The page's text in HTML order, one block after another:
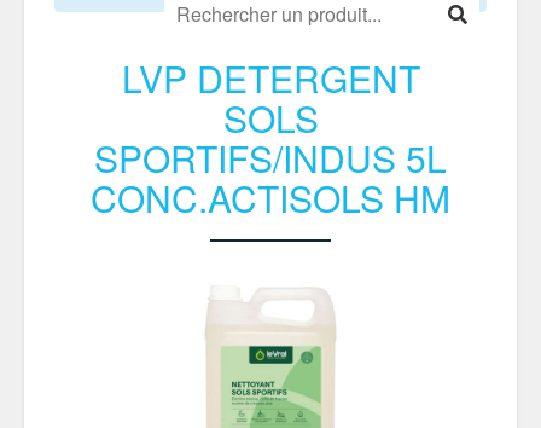
LVP DETERGENT
SOLS
SPORTIFS/INDUS 5L
CONC.ACTISOLS HM